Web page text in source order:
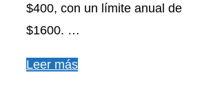
$400, con un límite anual de
$1600. …
Leer más